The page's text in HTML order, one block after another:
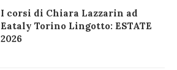
I corsi di Chiara Lazzarin ad
Eataly Torino Lingotto: ESTATE
2026